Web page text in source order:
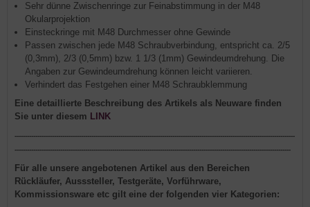
Sehr dünne Zwischenringe zur Feinabstimmung in der M48
Okularprojektion
Einsteckringe mit M48 Durchmesser ohne Gewinde
Passen zwischen jede M48 Schraubverbindung, entspricht ca. 2/5
(0,3mm), 2/3 (0,5mm) bzw. 1 1/3 (1mm) Gewindeumdrehung. Die
Angaben zur Gewindeumdrehung können leicht variieren.
Verhindert das Festgehen einer M48 Schraubklemmung
Eine detaillierte Beschreibung des Artikels als Neuware finden
Sie unter diesem LINK
---------------------------------------------------------------------------------------------------------------------------------------
-------------------------------------------------------------------------------------------------------------------------------------
Für alle unsere angebotenen Artikel aus den Bereichen
Rückläufer, Ausssteller, Testgeräte, Vorführware,
Kommissionsware etc gilt eine der folgenden vier Kategorien: